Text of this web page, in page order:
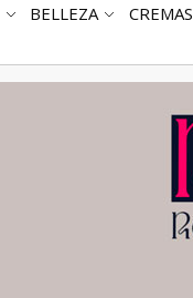
ABRIR
ABRIR
BELLEZA CREMAS